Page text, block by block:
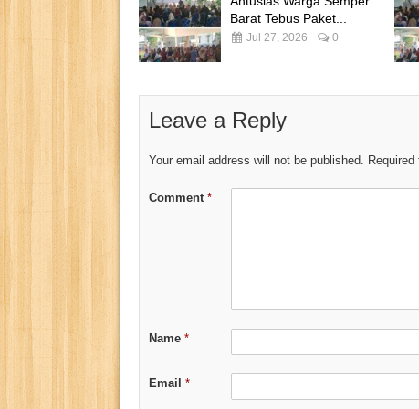
Barat Tebus Paket...
Jul 27, 2026 0
Leave a Reply
Your email address will not be published.
Comment *
Name *
Email *